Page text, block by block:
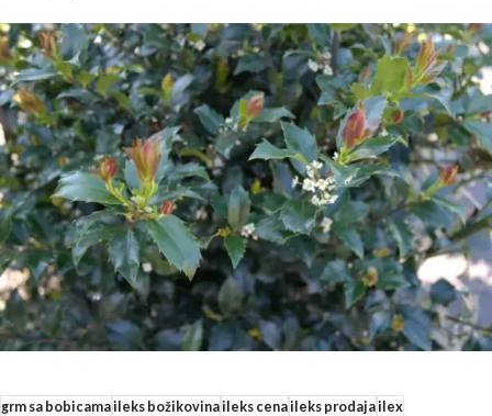
grm sa bobicamaileks božikovinaileks cenaileks prodajailex